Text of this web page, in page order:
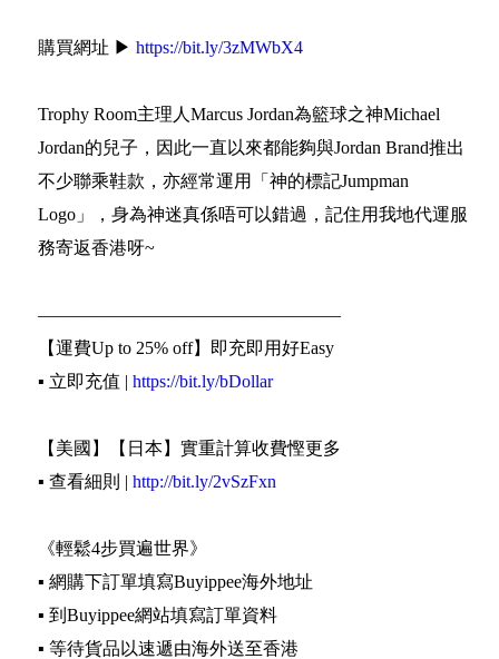
購買網址 ▶ https://bit.ly/3zMWbX4
Trophy Room主理人Marcus Jordan為籃球之神Michael
Jordan的兒子，因此一直以來都能夠與Jordan Brand推出
不少聯乘鞋款，亦經常運用「神的標記Jumpman
Logo」，身為神迷真係唔可以錯過，記住用我地代運服
務寄返香港呀~
—————————————————
【運費Up to 25% off】即充即用好Easy
▪️ 立即充值 | https://bit.ly/bDollar
【美國】【日本】實重計算收費慳更多
▪️ 查看細則 | http://bit.ly/2vSzFxn
《輕鬆4步買遍世界》
▪️ 網購下訂單填寫Buyippee海外地址
▪️ 到Buyippee網站填寫訂單資料
▪️ 等待貨品以速遞由海外送至香港